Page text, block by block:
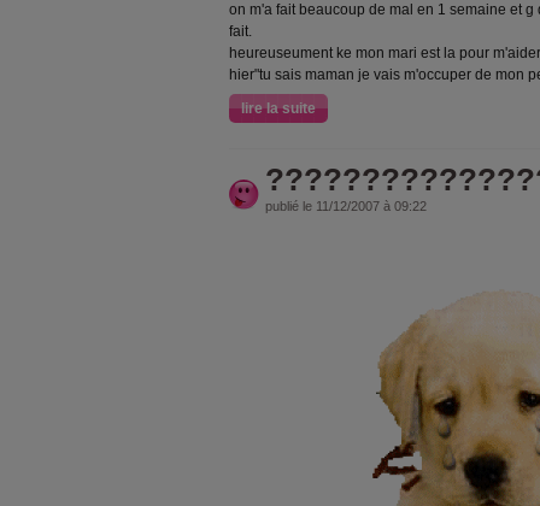
on m'a fait beaucoup de mal en 1 semaine et
fait.
heureuseument ke mon mari est la pour
hier"tu sais maman je vais m'occuper de mon
lire la suite
publié le 11/12/2007 à 09:22